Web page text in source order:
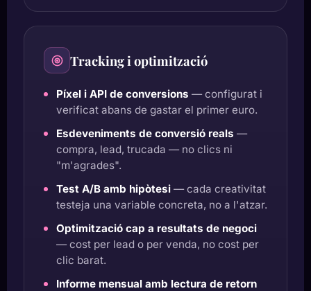
Tracking i optimització
Píxel i API de conversions — configurat i
verificat abans de gastar el primer euro.
Esdeveniments de conversió reals —
compra, lead, trucada — no clics ni
"m'agrades".
Test A/B amb hipòtesi — cada creativitat
testeja una variable concreta, no a l'atzar.
Optimització cap a resultats de negoci
— cost per lead o per venda, no cost per
clic barat.
Informe mensual amb lectura de retorn